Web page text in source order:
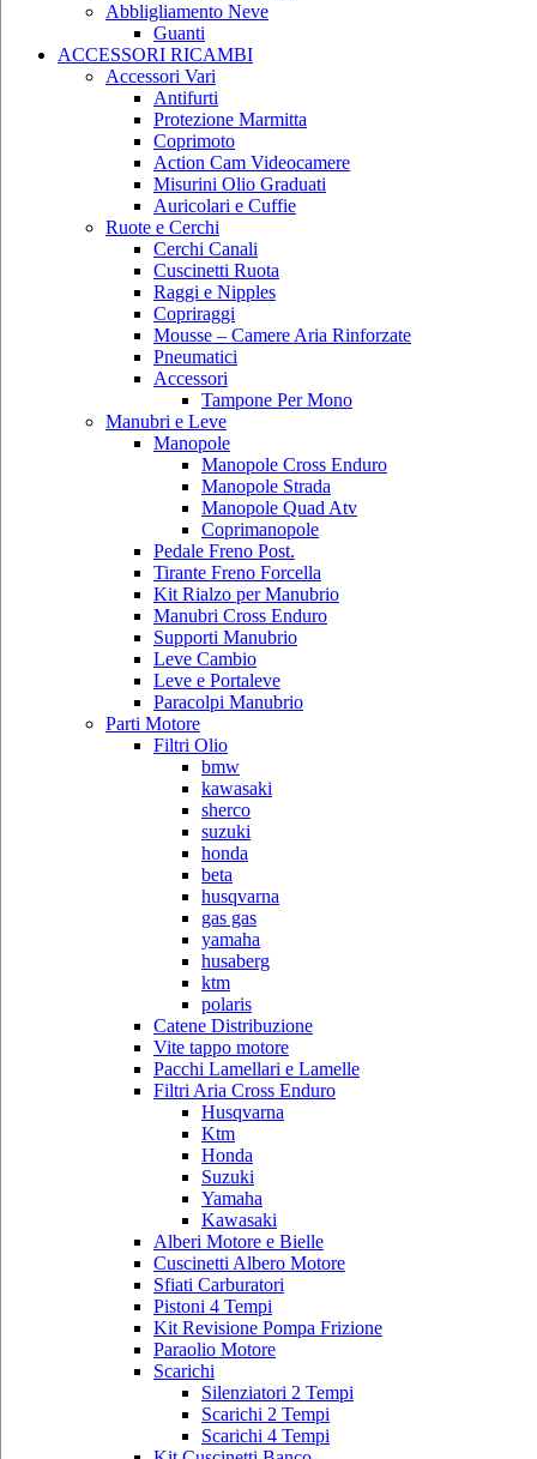
Abbligliamento Neve
Guanti
ACCESSORI RICAMBI
Accessori Vari
Antifurti
Protezione Marmitta
Coprimoto
Action Cam Videocamere
Misurini Olio Graduati
Auricolari e Cuffie
Ruote e Cerchi
Cerchi Canali
Cuscinetti Ruota
Raggi e Nipples
Copriraggi
Mousse – Camere Aria Rinforzate
Pneumatici
Accessori
Tampone Per Mono
Manubri e Leve
Manopole
Manopole Cross Enduro
Manopole Strada
Manopole Quad Atv
Coprimanopole
Pedale Freno Post.
Tirante Freno Forcella
Kit Rialzo per Manubrio
Manubri Cross Enduro
Supporti Manubrio
Leve Cambio
Leve e Portaleve
Paracolpi Manubrio
Parti Motore
Filtri Olio
bmw
kawasaki
sherco
suzuki
honda
beta
husqvarna
gas gas
yamaha
husaberg
ktm
polaris
Catene Distribuzione
Vite tappo motore
Pacchi Lamellari e Lamelle
Filtri Aria Cross Enduro
Husqvarna
Ktm
Honda
Suzuki
Yamaha
Kawasaki
Alberi Motore e Bielle
Cuscinetti Albero Motore
Sfiati Carburatori
Pistoni 4 Tempi
Kit Revisione Pompa Frizione
Paraolio Motore
Scarichi
Silenziatori 2 Tempi
Scarichi 2 Tempi
Scarichi 4 Tempi